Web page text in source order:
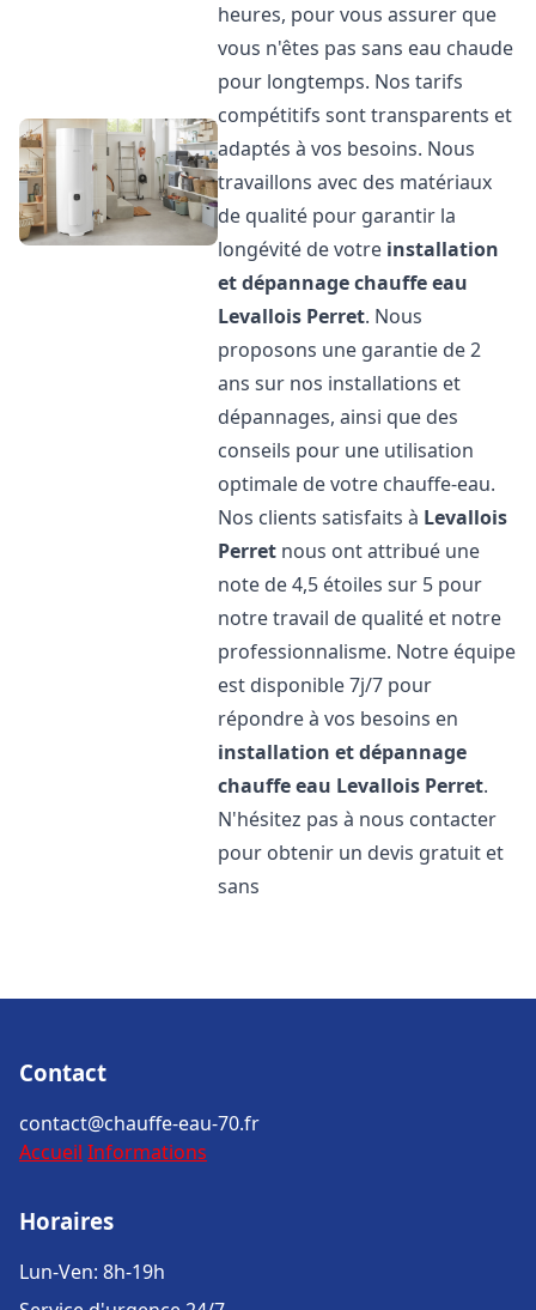
heures, pour vous assurer que
vous n'êtes pas sans eau chaude
pour longtemps. Nos tarifs
compétitifs sont transparents et
adaptés à vos besoins. Nous
travaillons avec des matériaux
de qualité pour garantir la
longévité de votre installation
et dépannage chauffe eau
Levallois Perret. Nous
proposons une garantie de 2
ans sur nos installations et
dépannages, ainsi que des
conseils pour une utilisation
optimale de votre chauffe-eau.
Nos clients satisfaits à Levallois
Perret nous ont attribué une
note de 4,5 étoiles sur 5 pour
notre travail de qualité et notre
professionnalisme. Notre équipe
est disponible 7j/7 pour
répondre à vos besoins en
installation et dépannage
chauffe eau Levallois Perret.
N'hésitez pas à nous contacter
pour obtenir un devis gratuit et
sans
Contact
contact@chauffe-eau-70.fr
Accueil Informations
Horaires
Lun-Ven: 8h-19h